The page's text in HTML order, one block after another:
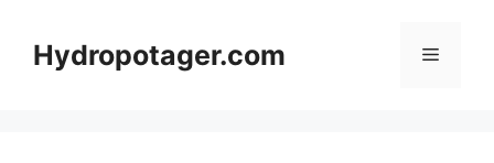
contenuHydropotager.com Menu